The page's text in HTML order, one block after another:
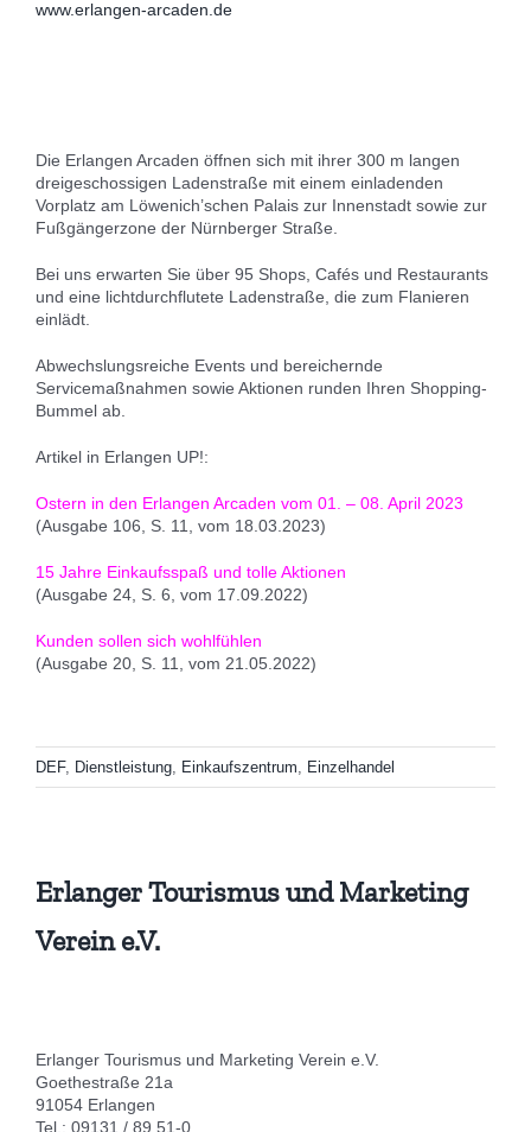
www.erlangen-arcaden.de
Die Erlangen Arcaden öffnen sich mit ihrer 300 m langen
dreigeschossigen Ladenstraße mit einem einladenden
Vorplatz am Löwenich’schen Palais zur Innenstadt sowie zur
Fußgängerzone der Nürnberger Straße.
Bei uns erwarten Sie über 95 Shops, Cafés und Restaurants
und eine lichtdurchflutete Ladenstraße, die zum Flanieren
einlädt.
Abwechslungsreiche Events und bereichernde
Servicemaßnahmen sowie Aktionen runden Ihren Shopping-
Bummel ab.
Artikel in Erlangen UP!:
Ostern in den Erlangen Arcaden vom 01. – 08. April 2023
(Ausgabe 106, S. 11, vom 18.03.2023)
15 Jahre Einkaufsspaß und tolle Aktionen
(Ausgabe 24, S. 6, vom 17.09.2022)
Kunden sollen sich wohlfühlen
(Ausgabe 20, S. 11, vom 21.05.2022)
DEF, Dienstleistung Einkaufszentrum Einzelhandel
Erlanger Tourismus und Marketing
Verein e.V.
Erlanger Tourismus und Marketing Verein e.V.
Goethestraße 21a
91054 Erlangen
Tel.: 09131 / 89 51-0